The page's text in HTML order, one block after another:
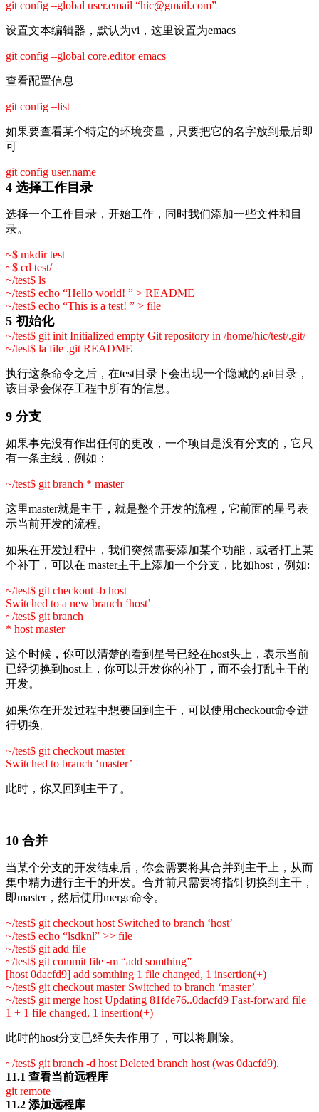
git config –global user.email “hic@gmail.com”
设置文本编辑器，默认为vi，这里设置为emacs
git config –global core.editor emacs
查看配置信息
git config –list
如果要查看某个特定的环境变量，只要把它的名字放到最后即
可
git config user.name
4 选择工作目录
选择一个工作目录，开始工作，同时我们添加一些文件和目
录。
~$ mkdir test
~$ cd test/
~/test$ ls
~/test$ echo “Hello world! ” > README
~/test$ echo “This is a test! ” > file
5 初始化
~/test$ git init Initialized empty Git repository in /home/hic/test/.git/
~/test$ la file .git README
执行这条命令之后，在test目录下会出现一个隐藏的.git目录，
该目录会保存工程中所有的信息。
9 分支
如果事先没有作出任何的更改，一个项目是没有分支的，它只
有一条主线，例如：
~/test$ git branch * master
这里master就是主干，就是整个开发的流程，它前面的星号表
示当前开发的流程。
如果在开发过程中，我们突然需要添加某个功能，或者打上某
个补丁，可以在 master主干上添加一个分支，比如host，例如:
~/test$ git checkout -b host
Switched to a new branch ‘host’
~/test$ git branch
* host master
这个时候，你可以清楚的看到星号已经在host头上，表示当前
已经切换到host上，你可以开发你的补丁，而不会打乱主干的
开发。
如果你在开发过程中想要回到主干，可以使用checkout命令进
行切换。
~/test$ git checkout master
Switched to branch ‘master’
此时，你又回到主干了。
10 合并
当某个分支的开发结束后，你会需要将其合并到主干上，从而
集中精力进行主干的开发。合并前只需要将指针切换到主干，
即master，然后使用merge命令。
~/test$ git checkout host Switched to branch ‘host’
~/test$ echo “lsdknl” >> file
~/test$ git add file
~/test$ git commit file -m “add somthing”
[host 0dacfd9] add somthing 1 file changed, 1 insertion(+)
~/test$ git checkout master Switched to branch ‘master’
~/test$ git merge host Updating 81fde76..0dacfd9 Fast-forward file |
1 + 1 file changed, 1 insertion(+)
此时的host分支已经失去作用了，可以将删除。
~/test$ git branch -d host Deleted branch host (was 0dacfd9).
11.1 查看当前远程库
git remote
11.2 添加远程库